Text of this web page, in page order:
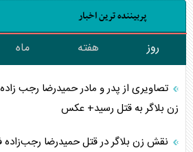
پربیننده ترین اخبار
روز هفته ماه
تصاویری از پدر و مادر حمیدرضا رجب
زن بلاگر به قتل رسید+ عکس
نقش زن بلاگر در قتل حمیدرضا